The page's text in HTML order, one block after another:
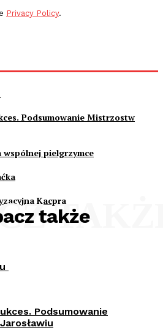
Privacy Policy.
Podsumowanie Mistrzostw
wspólnej pielgrzymce
Kacpra
także
Podsumowanie